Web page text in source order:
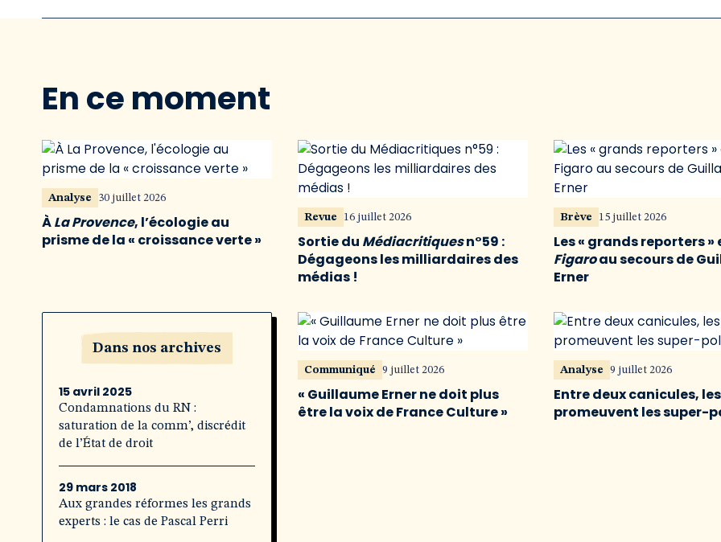
En ce moment
Analyse 30 juillet 2026
ÀLa Provence, l’écologie au
prisme de la « croissance verte »
Revue 16 juillet 2026
Sortie du Médiacritiquesn°59 :
Dégageons les milliardaires des
médias !
Brève 15 juillet 2026
Les « grands reporters »
Figaroau secours de
Erner
Dans nos archives
15 avril 2025
Condamnations du RN :
saturation de la comm’, discrédit
de l’État de droit
29 mars 2018
Aux grandes réformes les grands
experts : le cas de Pascal Perri
Communiqué 9 juillet 2026
« Guillaume Erner ne doit plus
être la voix de France Culture »
Analyse 9 juillet 2026
Entre deux canicules,
promeuvent les super-